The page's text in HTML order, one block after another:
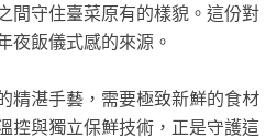
間守住臺菜原有的樣貌。這份對
夜飯儀式感的來源。
精湛手藝，需要極致新鮮的食材
控與獨立保鮮技術，正是守護這